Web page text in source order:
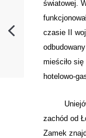
światowej.
czasie II
mieściło
hotelowo-
zachód od
Zamek